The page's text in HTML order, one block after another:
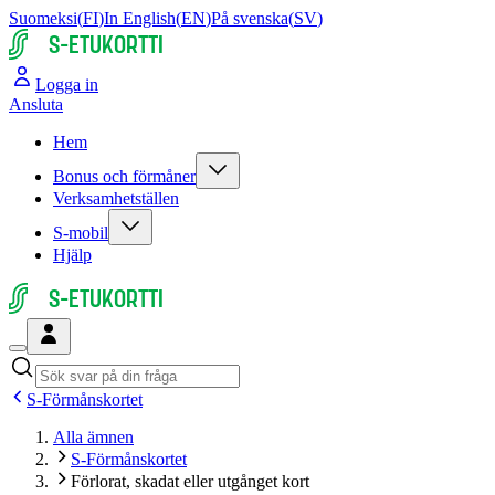
Suomeksi(FI)In English(EN)På svenska(SV)
S-ETUKORTTI
Logga in
Ansluta
Hem
Bonus och förmåner
Verksamhetställen
S-mobil
Hjälp
S-ETUKORTTI
S-Förmånskortet
Alla ämnen
S-Förmånskortet
Förlorat, skadat eller utgånget kort